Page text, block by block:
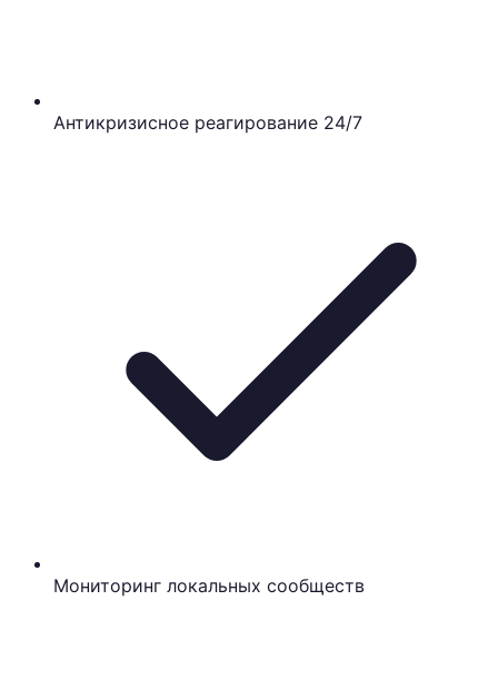
Антикризисное реагирование 24/7
Мониторинг локальных сообществ